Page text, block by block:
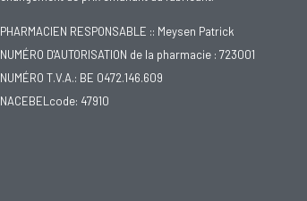
PHARMACIEN RESPONSABLE :: Meysen Patrick
NUMÉRO D'AUTORISATION de la pharmacie : 723001
NUMÉRO T.V.A.: BE 0472.146.609
NACEBELcode: 47910